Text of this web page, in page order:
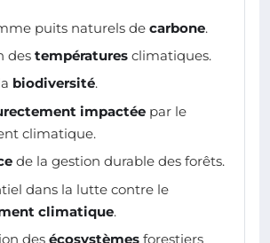
puits naturels de carbone.
des températures climatiques.
biodiversité.
impactée par le
climatique.
de la gestion durable des forêts.
dans la lutte contre le
climatique.
des écosystèmes forestiers